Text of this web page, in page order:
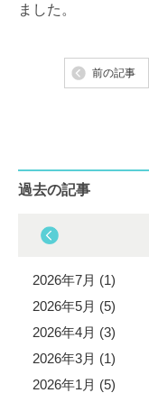
ました。
前の記事
過去の記事
2026年7月 (1)
2026年5月 (5)
2026年4月 (3)
2026年3月 (1)
2026年1月 (5)